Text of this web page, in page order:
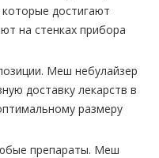
достигают
на стенках прибора
Меш небулайзер
доставку лекарств в
размеру
препараты. Меш